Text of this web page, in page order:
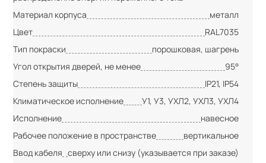
Материал корпуса
металл
Цвет
RAL7035
Тип покраски
порошковая, шагрень
Угол открытия дверей, не менее
95°
Степень защиты
IP21, IP54
Климатическое исполнение
У1, У3, УХЛ2, УХЛ3, УХЛ4
Исполнение
навесное
Рабочее положение в пространстве
вертикальное
Ввод кабеля сверху или снизу (указывается при заказе)